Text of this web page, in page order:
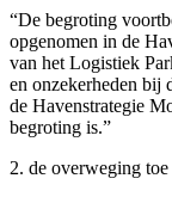
“De begroting
opgenomen in de
van het Logistiek
en onzekerheden
de Havenstrategie
begroting is.”
2. de overweging toe